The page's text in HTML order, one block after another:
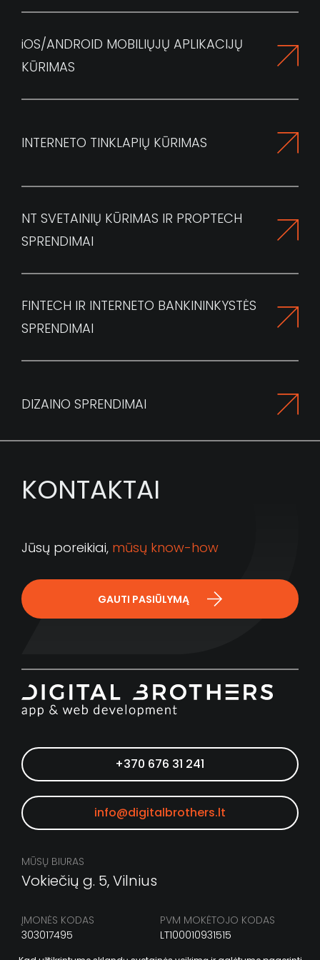
iOS/ANDROID MOBILIŲJŲ APLIKACIJŲ
KŪRIMAS
INTERNETO TINKLAPIŲ KŪRIMAS
NT SVETAINIŲ KŪRIMAS IR PROPTECH
SPRENDIMAI
FINTECH IR INTERNETO BANKININKYSTĖS
SPRENDIMAI
DIZAINO SPRENDIMAI
KONTAKTAI
Jūsų poreikiai, mūsų know-how
GAUTI PASIŪLYMĄ
+370 676 31 241
info@digitalbrothers.lt
MŪSŲ BIURAS
Vokiečių g. 5, Vilnius
ĮMONĖS KODAS
303017495
PVM MOKĖTOJO KODAS
LT100010931515